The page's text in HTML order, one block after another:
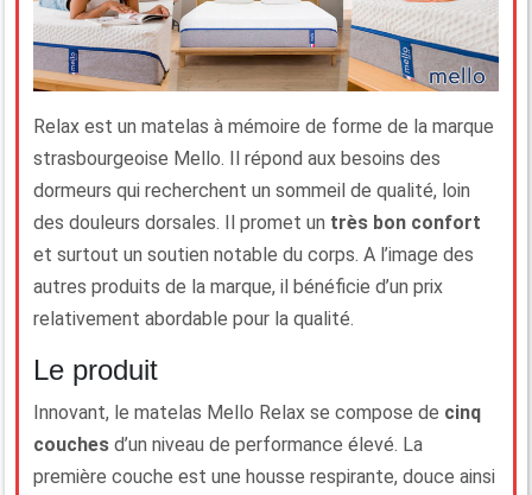
Relax est un matelas à mémoire de forme de la marque
strasbourgeoise Mello. Il répond aux besoins des
dormeurs qui recherchent un sommeil de qualité, loin
des douleurs dorsales. Il promet un très bon confort
et surtout un soutien notable du corps. A l’image des
autres produits de la marque, il bénéficie d’un prix
relativement abordable pour la qualité.
Le produit
Innovant, le matelas Mello Relax se compose de cinq
couches d’un niveau de performance élevé. La
première couche est une housse respirante, douce ainsi